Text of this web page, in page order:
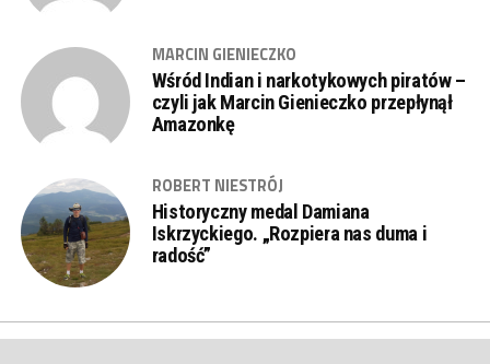
MARCIN GIENIECZKO
Wśród Indian i narkotykowych piratów –
czyli jak Marcin Gienieczko przepłynął
Amazonkę
ROBERT NIESTRÓJ
Historyczny medal Damiana
Iskrzyckiego. „Rozpiera nas duma i
radość”